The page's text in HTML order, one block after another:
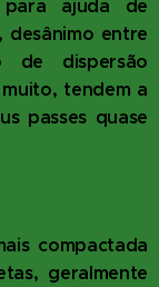
para ajuda de
desânimo entre
de dispersão
tendem a
passes quase
compactada
geralmente